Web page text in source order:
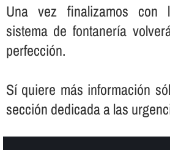
Una vez finalizamos con
sistema de fontanerí­a
perfección.
Sí­ quiere más información
sección dedicada a las